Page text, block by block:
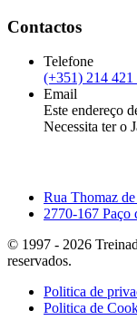
Contactos
Telefone
(+351) 214 421
Email
Este endereço
Necessita ter o
Rua Thomaz
2770-167 Paço
© 1997 - 2026
reservados.
Politica de
Politica de